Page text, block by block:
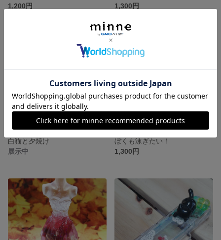
1,200円
1,300円
白猫と夕焼け
展示中
ぼくも泳ぎたい！
1,300円